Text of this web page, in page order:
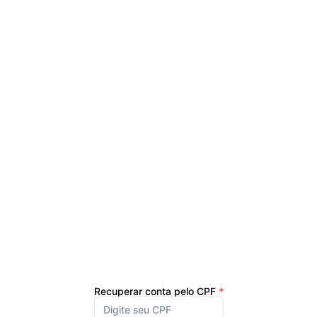
Recuperar conta pelo CPF *